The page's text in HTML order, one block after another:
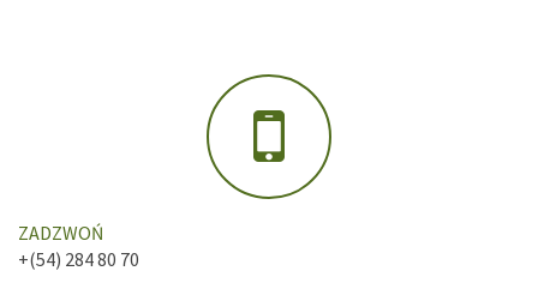
ZADZWOŃ
+(54) 284 80 70